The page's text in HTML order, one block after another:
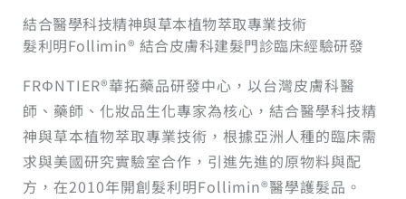
結合醫學科技精神與草本植物萃取專業技術
髮利明Follimin® 結合皮膚科建髮門診臨床經驗研發
FRΦNTIER®華拓藥品研發中心，以台灣皮膚科醫
師、藥師、化妝品生化專家為核心，結合醫學科技精
神與草本植物萃取專業技術，根據亞洲人種的臨床需
求與美國研究實驗室合作，引進先進的原物料與配
方，在2010年開創髮利明Follimin®醫學護髮品。